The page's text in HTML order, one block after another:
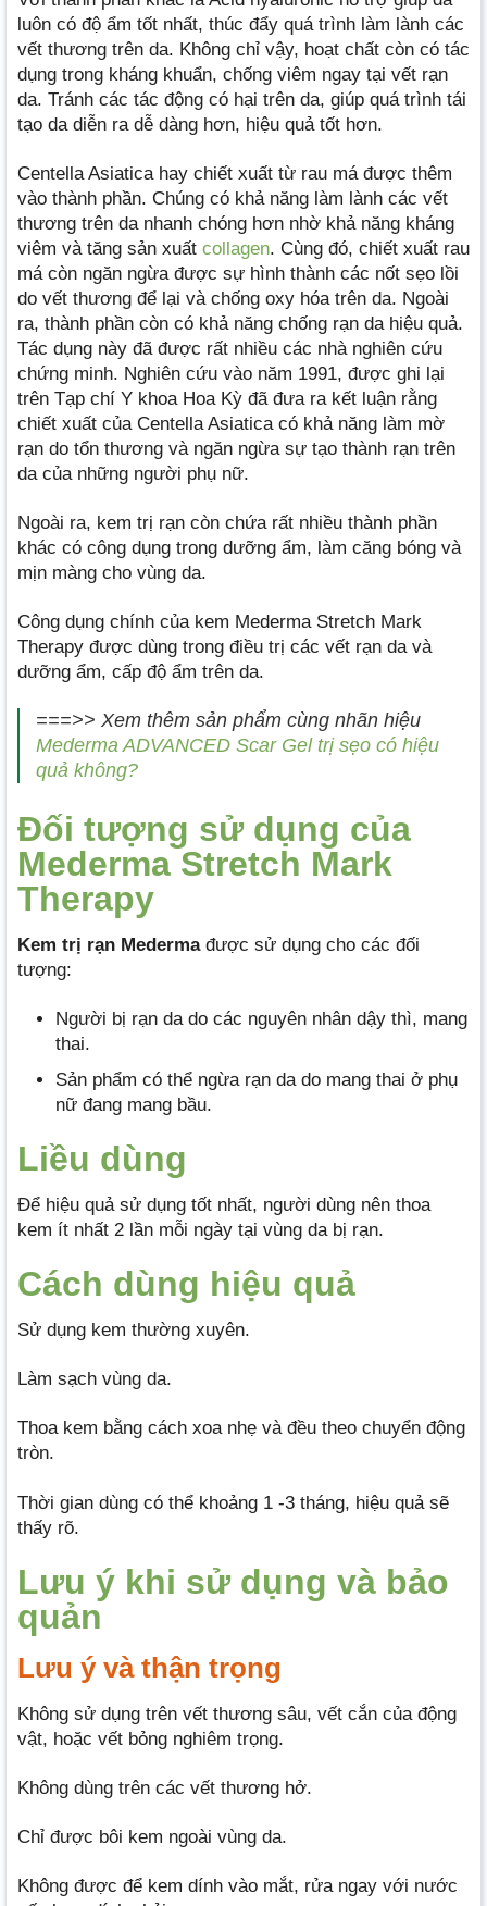
luôn có độ ẩm tốt nhất, thúc đẩy quá trình làm lành các
vết thương trên da. Không chỉ vậy, hoạt chất còn có tác
dụng trong kháng khuẩn, chống viêm ngay tại vết rạn
da. Tránh các tác động có hại trên da, giúp quá trình tái
tạo da diễn ra dễ dàng hơn, hiệu quả tốt hơn.
Centella Asiatica hay chiết xuất từ rau má được thêm
vào thành phần. Chúng có khả năng làm lành các vết
thương trên da nhanh chóng hơn nhờ khả năng kháng
viêm và tăng sản xuất collagen. Cùng đó, chiết xuất rau
má còn ngăn ngừa được sự hình thành các nốt sẹo lồi
do vết thương để lại và chống oxy hóa trên da. Ngoài
ra, thành phần còn có khả năng chống rạn da hiệu quả.
Tác dụng này đã được rất nhiều các nhà nghiên cứu
chứng minh. Nghiên cứu vào năm 1991, được ghi lại
trên Tạp chí Y khoa Hoa Kỳ đã đưa ra kết luận rằng
chiết xuất của Centella Asiatica có khả năng làm mờ
rạn do tổn thương và ngăn ngừa sự tạo thành rạn trên
da của những người phụ nữ.
Ngoài ra, kem trị rạn còn chứa rất nhiều thành phần
khác có công dụng trong dưỡng ẩm, làm căng bóng và
mịn màng cho vùng da.
Công dụng chính của kem Mederma Stretch Mark
Therapy được dùng trong điều trị các vết rạn da và
dưỡng ẩm, cấp độ ẩm trên da.
===>> Xem thêm sản phẩm cùng nhãn hiệu
Mederma ADVANCED Scar Gel trị sẹo có hiệu
quả không?
Đối tượng sử dụng của
Mederma Stretch Mark
Therapy
Kem trị rạn Medermađược sử dụng cho các đối
tượng:
Người bị rạn da do các nguyên nhân dậy thì, mang
thai.
Sản phẩm có thể ngừa rạn da do mang thai ở phụ
nữ đang mang bầu.
Liều dùng
Để hiệu quả sử dụng tốt nhất, người dùng nên thoa
kem ít nhất 2 lần mỗi ngày tại vùng da bị rạn.
Cách dùng hiệu quả
Sử dụng kem thường xuyên.
Làm sạch vùng da.
Thoa kem bằng cách xoa nhẹ và đều theo chuyển động
tròn.
Thời gian dùng có thể khoảng 1 -3 tháng, hiệu quả sẽ
thấy rõ.
Lưu ý khi sử dụng và bảo
quản
Lưu ý và thận trọng
Không sử dụng trên vết thương sâu, vết cắn của động
vật, hoặc vết bỏng nghiêm trọng.
Không dùng trên các vết thương hở.
Chỉ được bôi kem ngoài vùng da.
Không được để kem dính vào mắt, rửa ngay với nước